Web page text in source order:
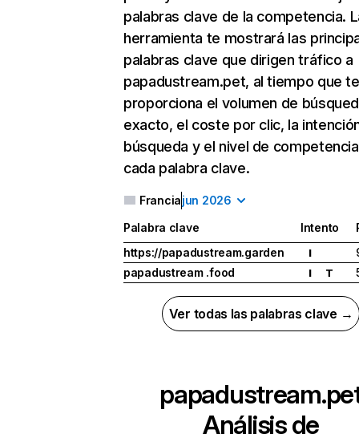
palabras clave de la competencia.
herramienta te mostrará las
palabras clave que dirigen tráfico a
papadustream.pet, al tiempo que te
proporciona el volumen de
exacto, el coste por clic, la
búsqueda y el nivel de
cada palabra clave.
Franciajun 2026
Palabra clave Intento
https://papadustream.garden
I
papadustream .food
I T
Ver todas las palabras clave →
Análisis de